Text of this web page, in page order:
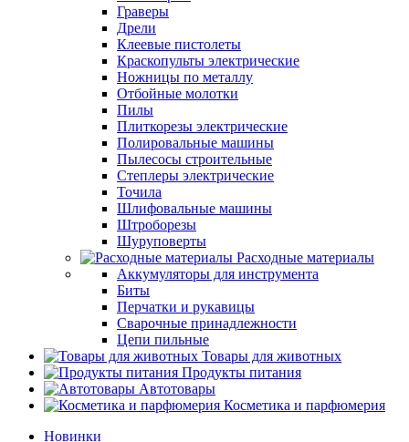
Граверы
Дрели
Клеевые пистолеты
Краскопульты электрические
Ножницы по металлу
Отбойные молотки
Пилы
Плиткорезы электрические
Полировальные машины
Пылесосы строительные
Степлеры электрические
Точила
Шлифовальные машины
Штроборезы
Шуруповерты
Расходные материалы
Аккумуляторы для инструмента
Биты
Перчатки и рукавицы
Сварочные принадлежности
Цепи пильные
Товары для животных
Продукты питания
Автотовары
Косметика и парфюмерия
Новинки